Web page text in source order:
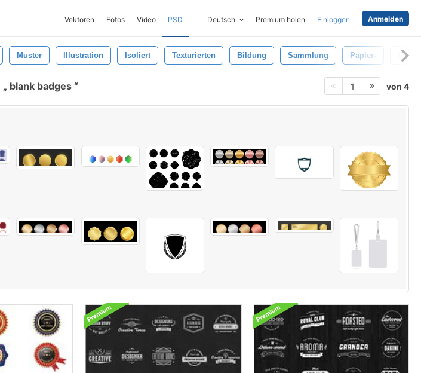
Vektoren Fotos Video PSD Deutsch Premium holen Einloggen Anmelden
Muster Illustration Isoliert Texturierten Bildung Sammlung Papier-
blank badges 1 von 4